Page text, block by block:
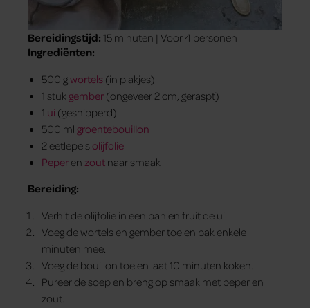
Bereidingstijd: 15 minuten | Voor 4 personen
Ingrediënten:
500 g wortels (in plakjes)
1 stuk gember (ongeveer 2 cm, geraspt)
1 ui (gesnipperd)
500 ml groentebouillon
2 eetlepelsolijfolie
Peper en zout naar smaak
Bereiding:
Verhit de olijfolie in een pan en fruit de ui.
Voeg de wortels en gember toe en bak enkele
minuten mee.
Voeg de bouillon toe en laat 10 minuten koken.
Pureer de soep en breng op smaak met peper en
zout.